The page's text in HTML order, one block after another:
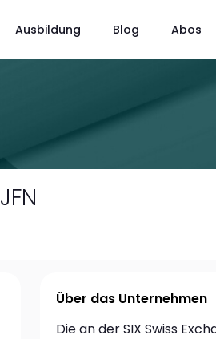
Ausbildung Blog Abos
JFN
Über das Unternehmen
Die an der SIX Swiss